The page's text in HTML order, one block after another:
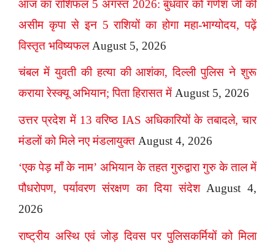
आज का राशिफल 5 अगस्त 2026: बुधवार को गणेश जी की
असीम कृपा से इन 5 राशियों का होगा महा-भाग्योदय, पढ़ें
विस्तृत भविष्यफल August 5, 2026
चंबल में युवती की हत्या की आशंका, दिल्ली पुलिस ने शुरू
कराया रेस्क्यू अभियान; पिता हिरासत में August 5, 2026
उत्तर प्रदेश में 13 वरिष्ठ IAS अधिकारियों के तबादले, चार
मंडलों को मिले नए मंडलायुक्त August 4, 2026
‘एक पेड़ माँ के नाम’ अभियान के तहत गुरुद्वारा गुरु के ताल में
पौधरोपण, पर्यावरण संरक्षण का दिया संदेश August 4,
2026
राष्ट्रीय अस्थि एवं जोड़ दिवस पर पुलिसकर्मियों को मिला